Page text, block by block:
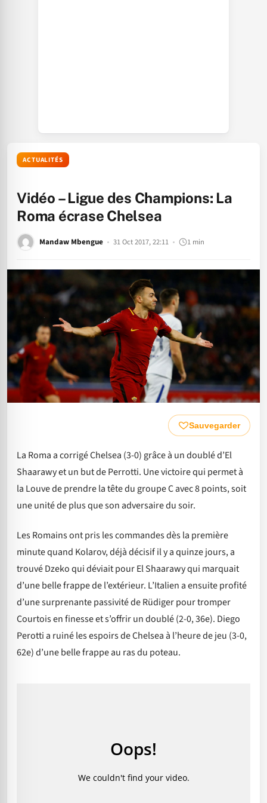
ACTUALITÉS
Vidéo – Ligue des Champions: La
Roma écrase Chelsea
Mandaw Mbengue 31 Oct 2017, 22:11 1 min
Sauvegarder
La Roma a corrigé Chelsea (3-0) grâce à un doublé d’El
Shaarawy et un but de Perrotti. Une victoire qui permet à
la Louve de prendre la tête du groupe C avec 8 points, soit
une unité de plus que son adversaire du soir.
Les Romains ont pris les commandes dès la première
minute quand Kolarov, déjà décisif il y a quinze jours, a
trouvé Dzeko qui déviait pour El Shaarawy qui marquait
d’une belle frappe de l’extérieur. L’Italien a ensuite profité
d’une surprenante passivité de Rüdiger pour tromper
Courtois en finesse et s’offrir un doublé (2-0, 36e). Diego
Perotti a ruiné les espoirs de Chelsea à l’heure de jeu (3-0,
62e) d’une belle frappe au ras du poteau.